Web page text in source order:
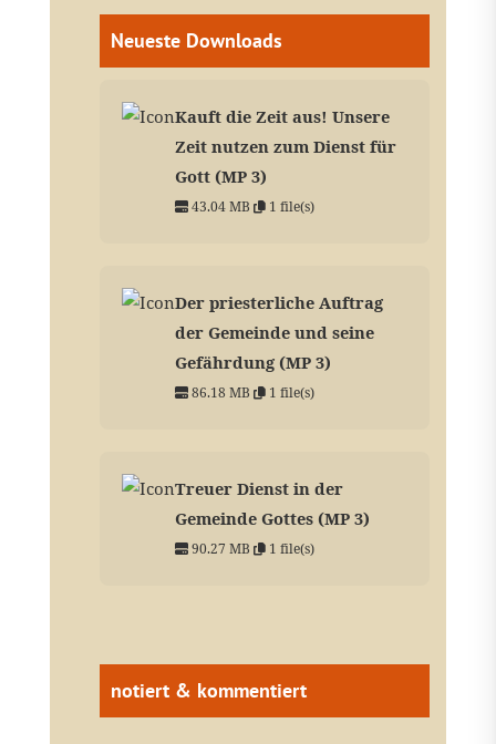
Neueste Downloads
Kauft die Zeit aus! Unsere
Zeit nutzen zum Dienst für
Gott (MP 3)
43.04 MB 1 file(s)
Der priesterliche Auftrag
der Gemeinde und seine
Gefährdung (MP 3)
86.18 MB 1 file(s)
Treuer Dienst in der
Gemeinde Gottes (MP 3)
90.27 MB 1 file(s)
notiert & kommentiert